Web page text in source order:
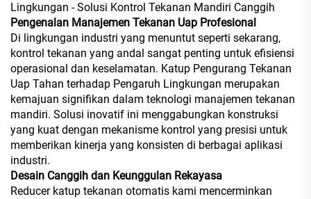
Lingkungan - Solusi Kontrol Tekanan Mandiri Canggih
Pengenalan Manajemen Tekanan Uap Profesional
Di lingkungan industri yang menuntut seperti sekarang,
kontrol tekanan yang andal sangat penting untuk efisiensi
operasional dan keselamatan. Katup Pengurang Tekanan
Uap Tahan terhadap Pengaruh Lingkungan merupakan
kemajuan signifikan dalam teknologi manajemen tekanan
mandiri. Solusi inovatif ini menggabungkan konstruksi
yang kuat dengan mekanisme kontrol yang presisi untuk
memberikan kinerja yang konsisten di berbagai aplikasi
industri.
Desain Canggih dan Keunggulan Rekayasa
Reducer katup tekanan otomatis kami mencerminkan